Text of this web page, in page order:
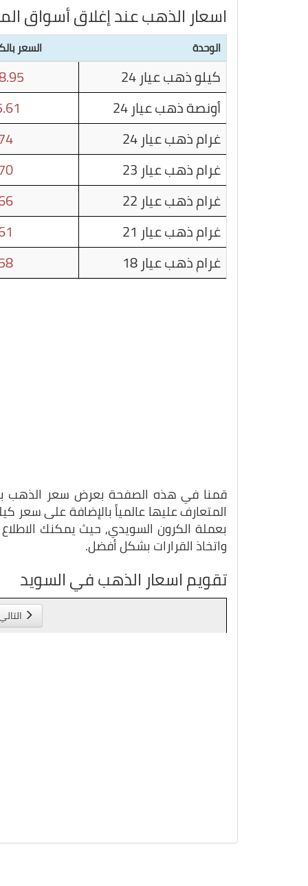
اسعار الذهب عند إغلاق أسواق
الوحدة السعر
كيلو ذهب عيار 24
أونصة ذهب عيار 24
غرام ذهب عيار 24
غرام ذهب عيار 23
غرام ذهب عيار 22
غرام ذهب عيار 21
غرام ذهب عيار 18
قمنا في هذه الصفحة بعرض سعر الذهب بتاريخ 25-12-
المتعارف عليها عالمياً بالإضافة على سعر
بعملة الكرون السويدي, حيث يمكنك
واتخاذ القرارات بشكل أفضل.
تقويم اسعار الذهب في السويد